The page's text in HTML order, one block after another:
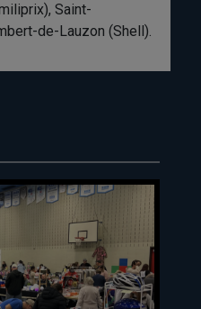
Saint-
de-Lauzon (Shell).